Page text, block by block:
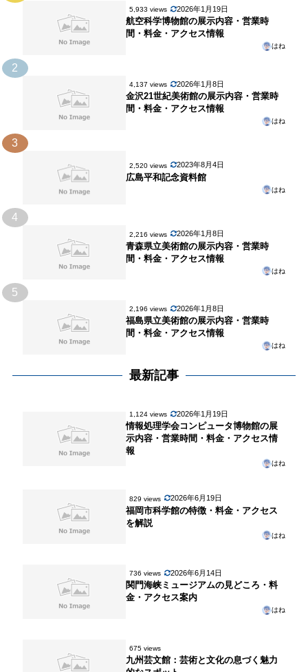
5,933 views 2026年1月19日
航空科学博物館の展示内容・営業時
間・料金・アクセス情報
はね
2
4,137 views 2026年1月8日
金沢21世紀美術館の展示内容・営業時
間・料金・アクセス情報
はね
3
2,520 views 2023年8月4日
広島平和記念資料館
はね
4
2,216 views 2026年1月8日
青森県立美術館の展示内容・営業時
間・料金・アクセス情報
はね
5
2,196 views 2026年1月8日
福島県立美術館の展示内容・営業時
間・料金・アクセス情報
はね
最新記事
1,124 views 2026年1月19日
情報処理学会コンピュータ博物館の展
示内容・営業時間・料金・アクセス情
報
はね
829 views 2026年6月19日
福岡市科学館の特徴・料金・アクセス
を解説
はね
736 views 2026年6月14日
関門海峡ミュージアムの見どころ・料
金・アクセス案内
はね
675 views
九州芸文館：芸術と文化の息づく魅力